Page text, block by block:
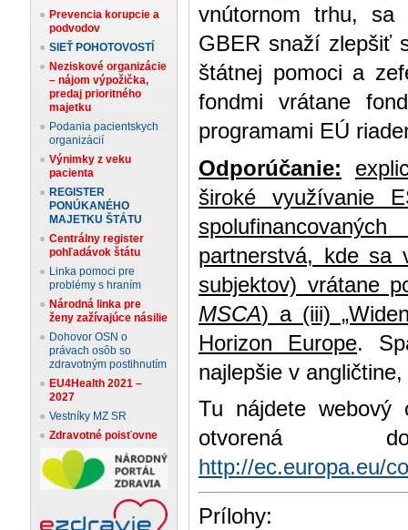
Prevencia korupcie a
podvodov
SIEŤ POHOTOVOSTÍ
Neziskové organizácie
– nájom výpožička,
predaj prioritného
majetku
Podania pacientskych
organizácií
Výnimky z veku
pacienta
REGISTER
PONÚKANÉHO
MAJETKU ŠTÁTU
Centrálny register
pohľadávok štátu
Linka pomoci pre
problémy s hraním
Národná linka pre
ženy zažívajúce násilie
Dohovor OSN o
právach osôb so
zdravotným postihnutím
EU4Health 2021 –
2027
Vestníky MZ SR
Zdravotné poisťovne
vnútornom trhu, sa
GBER snaží zlepšiť
štátnej pomoci a
fondmi vrátane
programami EÚ
Odporúčanie:
široké využívanie
partnerstvá, kde sa
subjektov) vrátane
MSCA) a (iii)
Horizon Europe.
najlepšie v
Tu nájdete
http://ec.europa.eu/
Prílohy: